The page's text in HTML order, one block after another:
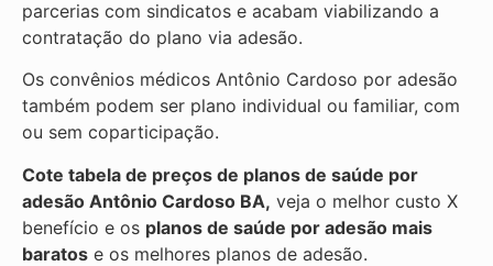
parcerias com sindicatos e acabam viabilizando a
contratação do plano via adesão.
Os convênios médicos Antônio Cardoso por adesão
também podem ser plano individual ou familiar, com
ou sem coparticipação.
Cote tabela de preços de planos de saúde por
adesão Antônio Cardoso BA, veja o melhor custo X
benefício e os planos de saúde por adesão mais
baratos e os melhores planos de adesão.